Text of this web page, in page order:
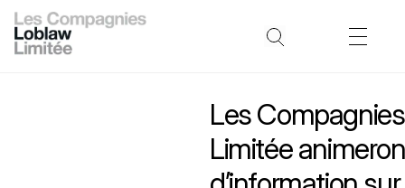
Les
Limitée